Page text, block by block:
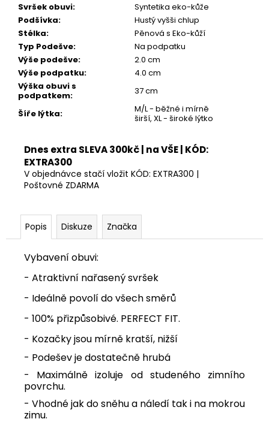
Svršek obuvi:
Syntetika eko-kůže
Podšívka:
Hustý vyšši chlup
Stélka:
Pěnová s Eko-kůží
Typ Podešve:
Na podpatku
Výše podešve:
2.0 cm
Výše podpatku:
4.0 cm
Výška obuvi s
podpatkem:
37 cm
Šíře lýtka:
M/L - běžné i mírně
širší, XL - široké lýtko
Dnes extra SLEVA 300kč | na VŠE | KÓD:
EXTRA300
V objednávce stačí vložit KÓD: EXTRA300 |
Poštovné ZDARMA
Popis Diskuze Značka
Vybavení obuvi:
- Atraktivní nařasený svršek
- Ideálně povolí do všech směrů
- 100% přizpůsobivé. PERFECT FIT.
- Kozačky jsou mírně kratší, nižší
- Podešev je dostatečně hrubá
- Maximálně izoluje od studeného zimního
povrchu.
- Vhodné jak do sněhu a náledí tak i na mokrou
zimu.